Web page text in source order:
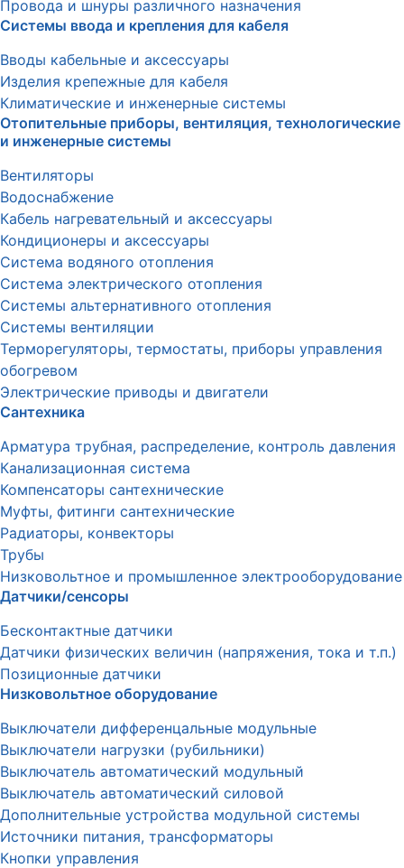
Провода и шнуры различного назначения
Системы ввода и крепления для кабеля
Вводы кабельные и аксессуары
Изделия крепежные для кабеля
Климатические и инженерные системы
Отопительные приборы, вентиляция, технологические
и инженерные системы
Вентиляторы
Водоснабжение
Кабель нагревательный и аксессуары
Кондиционеры и аксессуары
Система водяного отопления
Система электрического отопления
Системы альтернативного отопления
Системы вентиляции
Терморегуляторы, термостаты, приборы управления
обогревом
Электрические приводы и двигатели
Сантехника
Арматура трубная, распределение, контроль давления
Канализационная система
Компенсаторы сантехнические
Муфты, фитинги сантехнические
Радиаторы, конвекторы
Трубы
Низковольтное и промышленное электрооборудование
Датчики/сенсоры
Бесконтактные датчики
Датчики физических величин (напряжения, тока и т.п.)
Позиционные датчики
Низковольтное оборудование
Выключатели дифференцальные модульные
Выключатели нагрузки (рубильники)
Выключатель автоматический модульный
Выключатель автоматический силовой
Дополнительные устройства модульной системы
Источники питания, трансформаторы
Кнопки управления